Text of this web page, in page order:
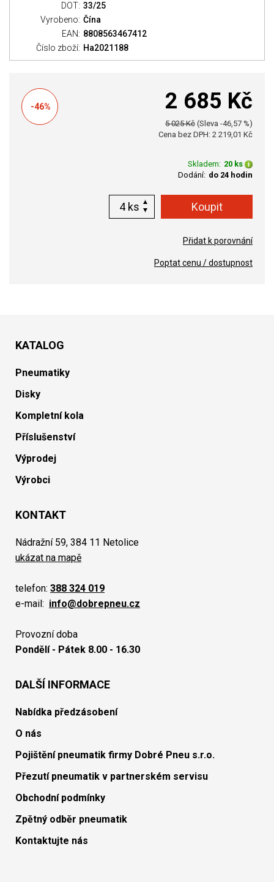
DOT: 33/25
Vyrobeno: Čína
EAN: 8808563467412
Číslo zboží: Ha2021188
-46% 2 685 Kč
5 025 Kč (Sleva -46,57 %)
Cena bez DPH: 2 219,01 Kč
Skladem: 20 ks
Dodání: do 24 hodin
ks
Přidat k porovnání
Poptat cenu / dostupnost
KATALOG
Pneumatiky
Disky
Kompletní kola
Příslušenství
Výprodej
Výrobci
KONTAKT
Nádražní 59, 384 11 Netolice
ukázat na mapě
telefon: 388 324 019
e-mail: info@dobrepneu.cz
Provozní doba
Pondělí - Pátek 8.00 - 16.30
DALŠÍ INFORMACE
Nabídka předzásobení
O nás
Pojištění pneumatik firmy Dobré Pneu s.r.o.
Přezutí pneumatik v partnerském servisu
Obchodní podmínky
Zpětný odběr pneumatik
Kontaktujte nás